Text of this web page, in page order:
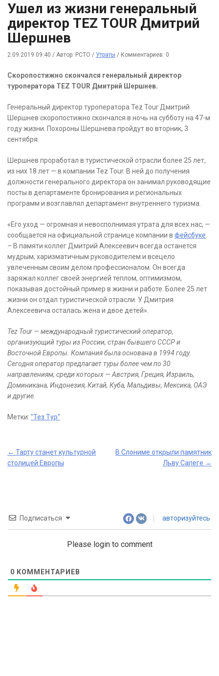
Ушел из жизни генеральный
директор TEZ TOUR Дмитрий
Шершнев
2.09.2019 09:40 / Автор: РСТО / Утраты / Комментариев: 0
Скоропостижно скончался генеральный директор
туроператора TEZ TOUR Дмитрий Шершнев.
Генеральный директор туроператора Tez Tour Дмитрий
Шершнев скоропостижно скончался в ночь на субботу на 47-м
году жизни. Похороны Шершнева пройдут во вторник, 3
сентября.
Шершнев проработал в туристической отрасли более 25 лет,
из них 18 лет — в компании Tez Tour. В ней до получения
должности генерального директора он занимал руководящие
посты в департаменте бронирования и региональных
программ и возглавлял департамент внутреннего туризма.
«Его уход — огромная и невосполнимая утрата для всех нас, —
сообщается на официальной странице компании в фейсбуке
– В памяти коллег Дмитрий Алексеевич всегда останется
мудрым, харизматичным руководителем и всецело
увлеченным своим делом профессионалом. Он всегда
заряжал коллег своей энергией теплом, оптимизмом,
показывая достойный пример в жизни и работе. Более 25 лет
жизни он отдал туристической отрасли. У Дмитрия
Алексеевича осталась жена и двое детей».
Tez Tour — международный туристический оператор,
организующий туры из России, стран бывшего СССР и
Восточной Европы. Компания была основана в 1994 году.
Сегодня оператор предлагает туры более чем по 30
направлениям, среди которых — Австрия, Греция, Израиль,
Доминикана, Индонезия, Китай, Куба, Мальдивы, Мексика, ОАЭ
и другие.
Метки: "Тез Тур"
Post
← Тарту станет культурной
столицей Европы
В Слониме открыли памятник
Льву Сапеге →
Подписаться авторизуйтесь
Please login to comment
0 КОММЕНТАРИЕВ